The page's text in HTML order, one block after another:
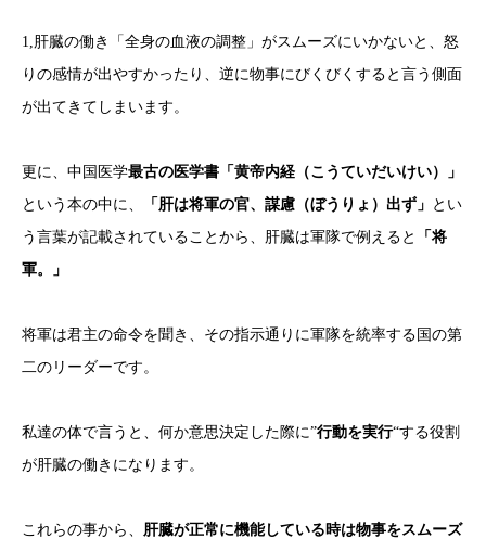
1,肝臓の働き「全身の血液の調整」がスムーズにいかないと、怒
りの感情が出やすかったり、逆に物事にびくびくすると言う側面
が出てきてしまいます。
更に、中国医学最古の医学書「黄帝内経（こうていだいけい）」
という本の中に、
「肝は将軍の官、謀慮（ぼうりょ）出ず」 とい
う言葉が記載されていることから、肝臓は軍隊で例えると
「将
軍。」
将軍は君主の命令を聞き、その指示通りに軍隊を統率する国の第
二のリーダーです。
私達の体で言うと、何か意思決定した際に”行動を実行“する役割
が肝臓の働きになります。
これらの事から、 肝臓が正常に機能している時は物事をスムーズ